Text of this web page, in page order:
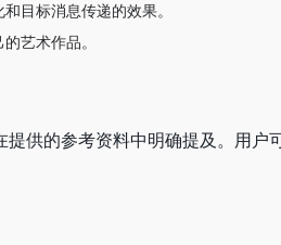
目标消息传递的效果。
艺术作品。
供的参考资料中明确提及。用户